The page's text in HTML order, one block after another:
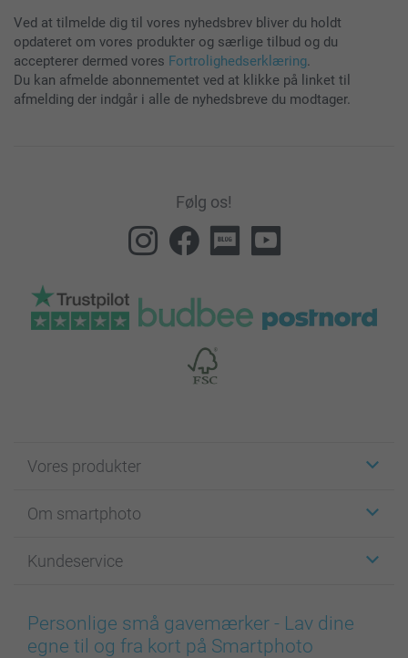
Ved at tilmelde dig til vores nyhedsbrev bliver du holdt
opdateret om vores produkter og særlige tilbud og du
accepterer dermed vores Fortrolighedserklæring.
Du kan afmelde abonnementet ved at klikke på linket til
afmelding der indgår i alle de nyhedsbreve du modtager.
Følg os!
Vores produkter
Fotokort
Fotobøger
Billeder, Plakater & Fotohæfter
Cover til mobil & tablet
Om smartphoto
For affiliate
Cookie Policy
Sitemap
Kundeservice
100% tilfredshedsgaranti
smartbonus
Personlige små gavemærker - Lav dine
egne til og fra kort på Smartphoto